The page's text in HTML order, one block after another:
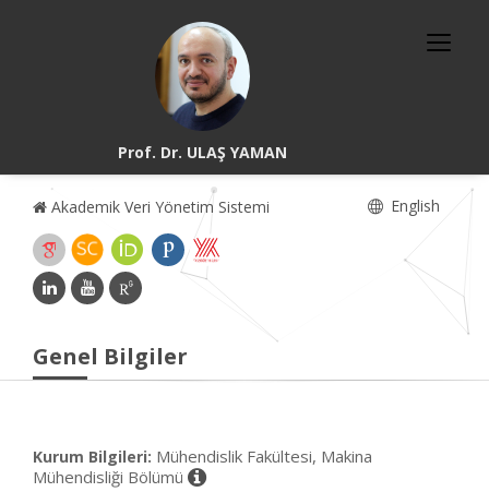
Prof. Dr. ULAŞ YAMAN
Akademik Veri Yönetim Sistemi English
Genel Bilgiler
Kurum Bilgileri: Mühendislik Fakültesi, Makina
Mühendisliği Bölümü